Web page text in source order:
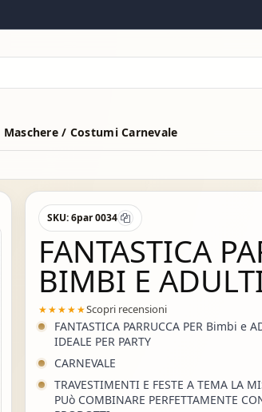
Maschere / Costumi Carnevale
SKU:6par 0034
FANTASTICA
BIMBI E
★★★★★Scopri recensioni
FANTASTICA PARRUCCA PER Bimbi e
IDEALE PER PARTY
CARNEVALE
TRAVESTIMENTI E FESTE A TEMA LA
PUò COMBINARE PERFETTAMENTE